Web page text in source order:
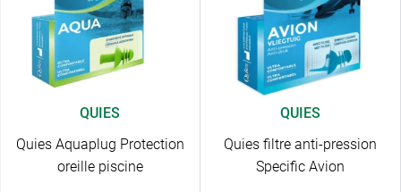
QUIES
Quies Aquaplug Protection
oreille piscine
QUIES
Quies filtre anti-pression
Specific Avion